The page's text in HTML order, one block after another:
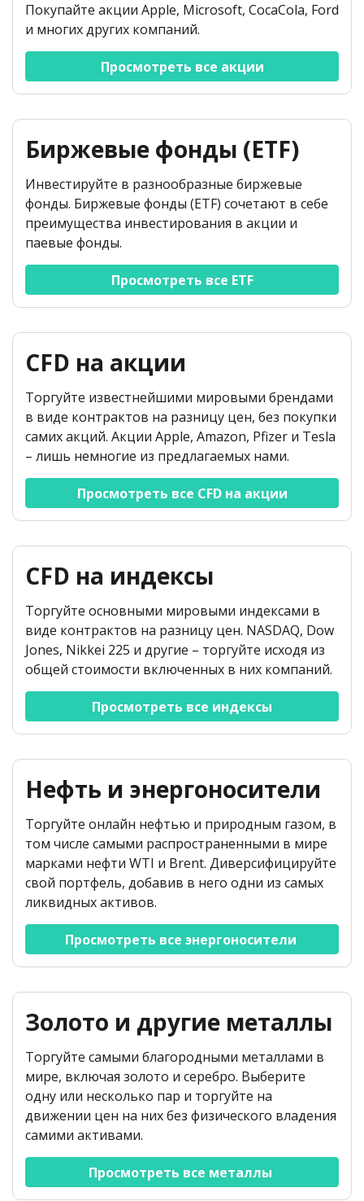
Покупайте акции Apple, Microsoft, CocaCola, Ford
и многих других компаний.
Просмотреть все акции
Биржевые фонды (ETF)
Инвестируйте в разнообразные биржевые
фонды. Биржевые фонды (ETF) сочетают в себе
преимущества инвестирования в акции и
паевые фонды.
Просмотреть все ETF
CFD на акции
Торгуйте известнейшими мировыми брендами
в виде контрактов на разницу цен, без покупки
самих акций. Акции Apple, Amazon, Pfizer и Tesla
– лишь немногие из предлагаемых нами.
Просмотреть все CFD на акции
CFD на индексы
Торгуйте основными мировыми индексами в
виде контрактов на разницу цен. NASDAQ, Dow
Jones, Nikkei 225 и другие – торгуйте исходя из
общей стоимости включенных в них компаний.
Просмотреть все индексы
Нефть и энергоносители
Торгуйте онлайн нефтью и природным газом, в
том числе самыми распространенными в мире
марками нефти WTI и Brent. Диверсифицируйте
свой портфель, добавив в него одни из самых
ликвидных активов.
Просмотреть все энергоносители
Золото и другие металлы
Торгуйте самыми благородными металлами в
мире, включая золото и серебро. Выберите
одну или несколько пар и торгуйте на
движении цен на них без физического владения
самими активами.
Просмотреть все металлы